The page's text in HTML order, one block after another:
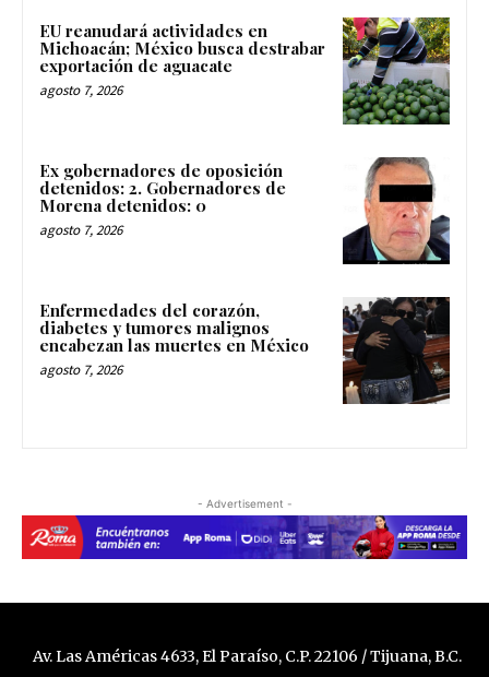
EU reanudará actividades en
Michoacán; México busca destrabar
exportación de aguacate
agosto 7, 2026
Ex gobernadores de oposición
detenidos: 2. Gobernadores de
Morena detenidos: 0
agosto 7, 2026
Enfermedades del corazón,
diabetes y tumores malignos
encabezan las muertes en México
agosto 7, 2026
- Advertisement -
Av. Las Américas 4633, El Paraíso, C.P. 22106 / Tijuana, B.C.